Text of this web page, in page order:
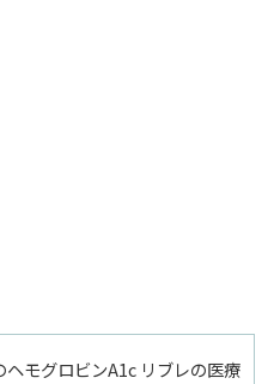
ヘモグロビンA1c リブレの医療